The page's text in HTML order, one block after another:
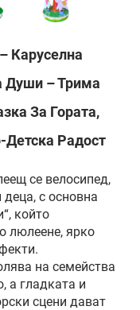
Каруселна
Души – Трима
За Гората,
Радост
се велосипед,
с основна
който
люлеене, ярко
на семейства
а гладката и
сцени дават